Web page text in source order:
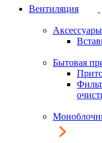
Вентиляция
Бытовая